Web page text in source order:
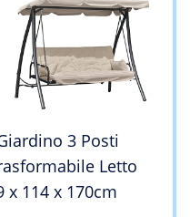
3 Posti
Letto
x 114 x 170cm